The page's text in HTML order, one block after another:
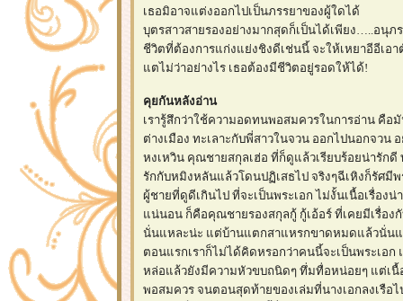
เธอมิอาจแต่งออกไปเป็นภรรยาของผู้ใดได้
บุตรสาวสายรองอย่างมากสุดก็เป็นได้เพียง…..อนุภ
ชีวิตที่ต้องการแก่งแย่งชิงดีเช่นนี้ จะให้เหยาอีอีเอา
ตไม่ว่าอย่างไร เธอต้องมีชีวิตอยู่รอดให้ได้!
คุยกันหลังอ่าน
เรารู้สึกว่าใช้ความอดทนพอสมควรในการอ่าน คือ
ต่างเมือง ทะเลาะกับพี่สาวในจวน ออกไปนอกจวน
หงเหวิน คุณชายสกุลเฮ่อ ที่ก็ดูแล้วเรียบร้อยน่ารัก
รักกับหมิงหลันแล้วโดนปฏิเสธไป จริงๆฉีเหิงก็รัศมี
ผู้ชายที่ดูดีเกินไป ที่จะเป็นพระเอก ไม่งั้นเนื้อเรื่อง
น่นอน ก็คือคุณชายรองสกุลกู้ กู้เอ้อร์ ที่เคยมีเรื่อง
นั่นแหละน่ะ แต่บ้านแตกสาแหรกขาดหมดแล้วนั่น
ตอนแรกเราก็ไม่ได้คิดหรอกว่าคนนี้จะเป็นพระเอ
หล่อแล้วยังมีความหัวขบถนิดๆ ทึ่มทื่อหน่อยๆ แต่เ
พอสมควร จนตอนสุดท้ายของเล่มที่นางเอกลงเรือ